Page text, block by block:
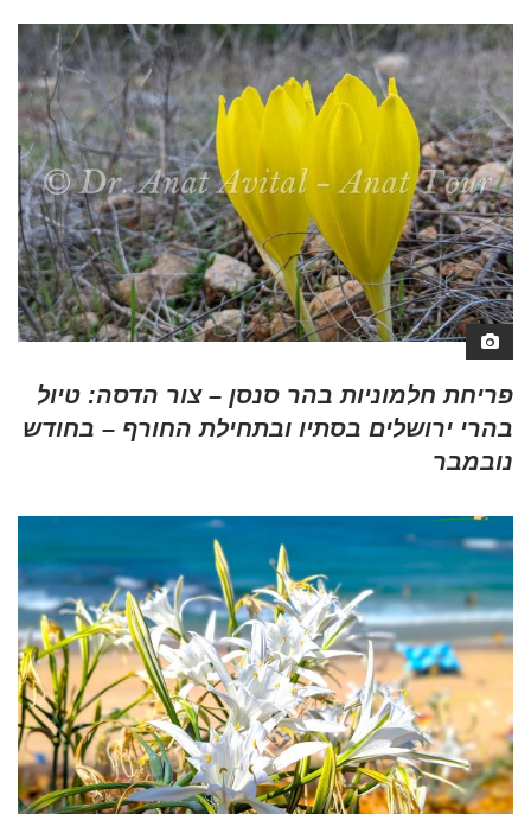
פריחת חלמוניות בהר סנסן – צור הדסה: טיול
בהרי ירושלים בסתיו ובתחילת החורף – בחודש
נובמבר